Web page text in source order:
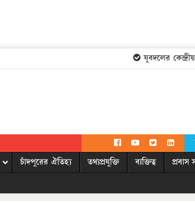
যুবদলের কেন্দ্রীয়
চাঁদপুরের ঐতিহ্য তথ্যপ্রযুক্তি ব্যক্তিত্ব প্রবাস